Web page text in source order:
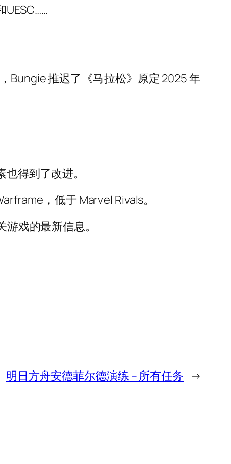
UESC……
Bungie 推迟了《马拉松》原定 2025 年
得到了改进。
，低于 Marvel Rivals。
戏的最新信息。
明日方舟安德菲尔德演练 – 所有任务 →